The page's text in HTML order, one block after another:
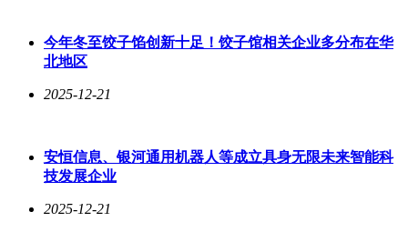
今年冬至饺子馅创新十足！饺子馆相关企业多分布在华
北地区
2025-12-21
安恒信息、银河通用机器人等成立具身无限未来智能科
技发展企业
2025-12-21